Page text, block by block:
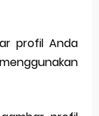
profil Anda